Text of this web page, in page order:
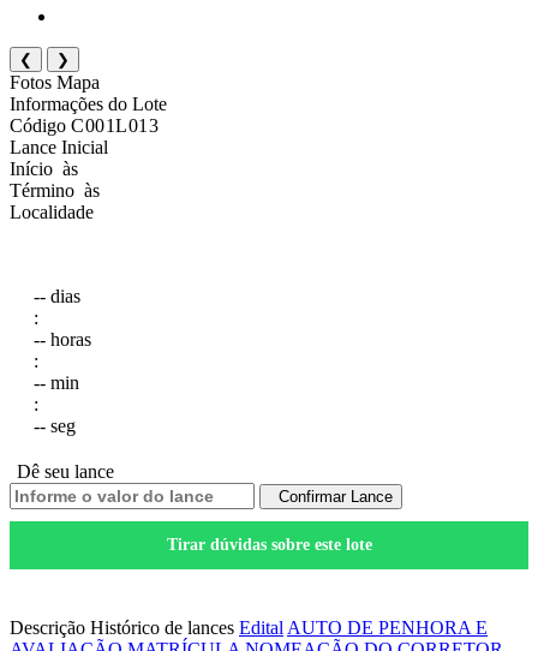
❮ ❯
Fotos Mapa
Informações do Lote
Código C001L013
Lance Inicial
Início às
Término às
Localidade
-- dias
:
-- horas
:
-- min
:
-- seg
Dê seu lance
Confirmar Lance
Tirar dúvidas sobre este lote
Descrição Histórico de lances Edital AUTO DE PENHORA E